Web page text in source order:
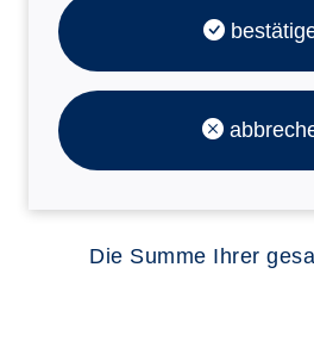
Die Summe Ihrer